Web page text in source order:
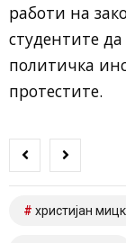
работи на
студентите
политичка
протестите.
христијан